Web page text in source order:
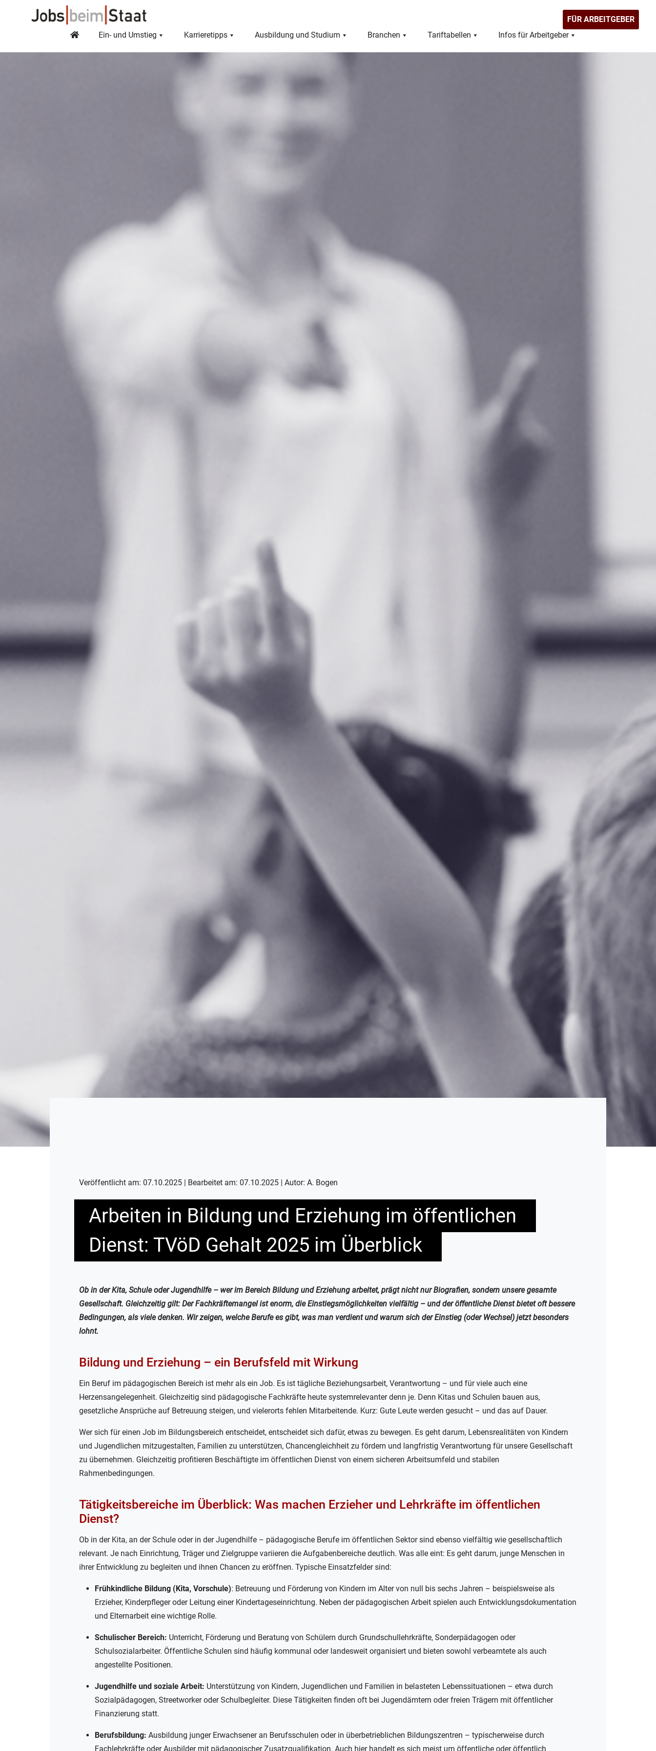
FÜR ARBEITGEBER
Ein- und Umstieg
Karrieretipps Ausbildung und Studium Branchen Tariftabellen Infos für Arbeitgeber
Veröffentlicht am: 07.10.2025 | Bearbeitet am: 07.10.2025 | Autor: A. Bogen
Arbeiten in Bildung und Erziehung im öffentlichen
Dienst: TVöD Gehalt 2025 im Überblick
Ob in der Kita, Schule oder Jugendhilfe – wer im Bereich Bildung und Erziehung arbeitet, prägt nicht nur Biografien, sondern unsere gesamte
Gesellschaft. Gleichzeitig gilt: Der Fachkräftemangel ist enorm, die Einstiegsmöglichkeiten vielfältig – und der öffentliche Dienst bietet oft bessere
Bedingungen, als viele denken. Wir zeigen, welche Berufe es gibt, was man verdient und warum sich der Einstieg (oder Wechsel) jetzt besonders
lohnt.
Bildung und Erziehung – ein Berufsfeld mit Wirkung
Ein Beruf im pädagogischen Bereich ist mehr als ein Job. Es ist tägliche Beziehungsarbeit, Verantwortung – und für viele auch eine
Herzensangelegenheit. Gleichzeitig sind pädagogische Fachkräfte heute systemrelevanter denn je. Denn Kitas und Schulen bauen aus,
gesetzliche Ansprüche auf Betreuung steigen, und vielerorts fehlen Mitarbeitende. Kurz: Gute Leute werden gesucht – und das auf Dauer.
Wer sich für einen Job im Bildungsbereich entscheidet, entscheidet sich dafür, etwas zu bewegen. Es geht darum, Lebensrealitäten von Kindern
und Jugendlichen mitzugestalten, Familien zu unterstützen, Chancengleichheit zu fördern und langfristig Verantwortung für unsere Gesellschaft
zu übernehmen. Gleichzeitig profitieren Beschäftigte im öffentlichen Dienst von einem sicheren Arbeitsumfeld und stabilen
Rahmenbedingungen.
Tätigkeitsbereiche im Überblick: Was machen Erzieher und Lehrkräfte im öffentlichen
Dienst?
Ob in der Kita, an der Schule oder in der Jugendhilfe – pädagogische Berufe im öffentlichen Sektor sind ebenso vielfältig wie gesellschaftlich
relevant. Je nach Einrichtung, Träger und Zielgruppe variieren die Aufgabenbereiche deutlich. Was alle eint: Es geht darum, junge Menschen in
ihrer Entwicklung zu begleiten und ihnen Chancen zu eröffnen. Typische Einsatzfelder sind:
Frühkindliche Bildung (Kita, Vorschule): Betreuung und Förderung von Kindern im Alter von null bis sechs Jahren – beispielsweise als
Erzieher, Kinderpfleger oder Leitung einer Kindertageseinrichtung. Neben der pädagogischen Arbeit spielen auch Entwicklungsdokumentation
und Elternarbeit eine wichtige Rolle.
Schulischer Bereich: Unterricht, Förderung und Beratung von Schülern durch Grundschullehrkräfte, Sonderpädagogen oder
Schulsozialarbeiter. Öffentliche Schulen sind häufig kommunal oder landesweit organisiert und bieten sowohl verbeamtete als auch
angestellte Positionen.
Jugendhilfe und soziale Arbeit: Unterstützung von Kindern, Jugendlichen und Familien in belasteten Lebenssituationen – etwa durch
Sozialpädagogen, Streetworker oder Schulbegleiter. Diese Tätigkeiten finden oft bei Jugendämtern oder freien Trägern mit öffentlicher
Finanzierung statt.
Berufsbildung: Ausbildung junger Erwachsener an Berufsschulen oder in überbetrieblichen Bildungszentren – typischerweise durch
Fachlehrkräfte oder Ausbilder mit pädagogischer Zusatzqualifikation. Auch hier handelt es sich meist um öffentliche oder öffentlich